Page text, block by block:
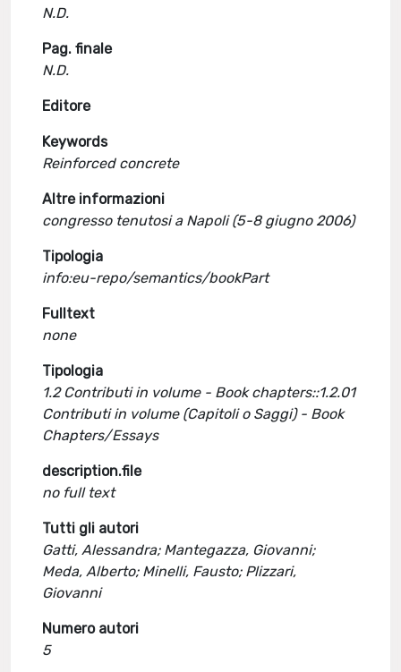
N.D.
Pag. finale
N.D.
Editore
Keywords
Reinforced concrete
Altre informazioni
congresso tenutosi a Napoli (5-8 giugno 2006)
Tipologia
info:eu-repo/semantics/bookPart
Fulltext
none
Tipologia
1.2 Contributi in volume - Book chapters::1.2.01
Contributi in volume (Capitoli o Saggi) - Book
Chapters/Essays
description.file
no full text
Tutti gli autori
Gatti, Alessandra; Mantegazza, Giovanni;
Meda, Alberto; Minelli, Fausto; Plizzari,
Giovanni
Numero autori
5